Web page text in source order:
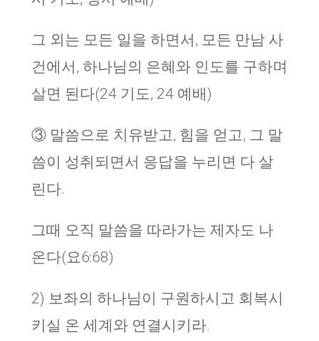
그 외는 모든 일을 하면서, 모든 만남 사
건에서, 하나님의 은혜와 인도를 구하며
살면 된다(24 기도, 24 예배)
③ 말씀으로 치유받고, 힘을 얻고, 그 말
씀이 성취되면서 응답을 누리면 다 살
린다.
그때 오직 말씀을 따라가는 제자도 나
온다(요6:68)
2) 보좌의 하나님이 구원하시고 회복시
키실 온 세계와 연결시키라.